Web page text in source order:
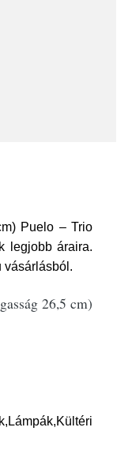
Puelo – Trio
legjobb áraira.
vásárlásból.
26,5 cm)